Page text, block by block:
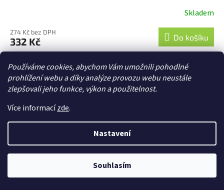
Používáme cookies, abychom Vám umožnili pohodlné
prohlížení webu a díky analýze provozu webu neustále
zlepšovali jeho funkce, výkon a použitelnost.
Více informacízde.
Nastavení
Souhlasím
produktu
je
z
5
hvězdiček.
Skladem
274 Kč bez DPH
332 Kč Do košíku
GSM 900 / 1800MHz samolepicí 1,5 m svod FME konektor
pro CA-2103 (CA-180x, CU-08)